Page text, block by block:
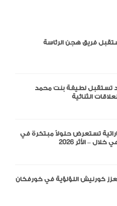
تستقبل لطيفة بنت محمد
تستعرض حلولاً مبتكرة في